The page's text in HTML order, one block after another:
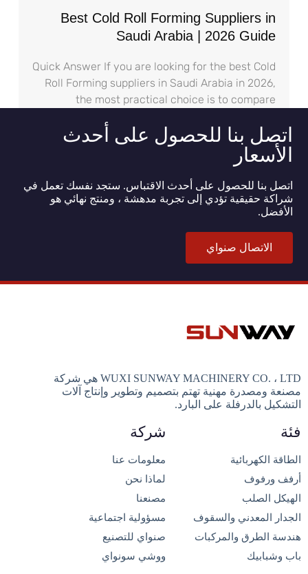
Best Cold Roll Forming Suppliers in
Saudi Arabia | 2026 Guide
Quick Answer If you are looking for the best Cold
Roll Forming suppliers in Saudi Arabia in 2026,
the most practical choice is to compare
اتصل بنا للحصول على أحدث
الأسعار
اتصل بنا للحصول على أحدث الاقتباس. ستجد نفسك تعمل في
شراكة حقيقية تؤدي إلى تجربة مدهشة ، ومنتج نهائي هو
الأفضل.
الاتصال صنواي
WUXI SUNWAY MACHINERY CO. ، LTD هي شركة
مصنعة ومصدرة مهنية تهتم بتصميم وتطوير وإنتاج آلات
التشكيل بالدرفلة على البارد.
فئة
الطاقة الكهربائية
أرفف ورفوف
الهيكل الصلب
الجدار المعدني والسقوف
هندسة الطرق والمركبات
باب وشبابيك
شركة
معلومات عنا
لماذا نحن
مصنعنا
مسؤولية اجتماعية
صنواي للتصنيع
ووشي سونواي